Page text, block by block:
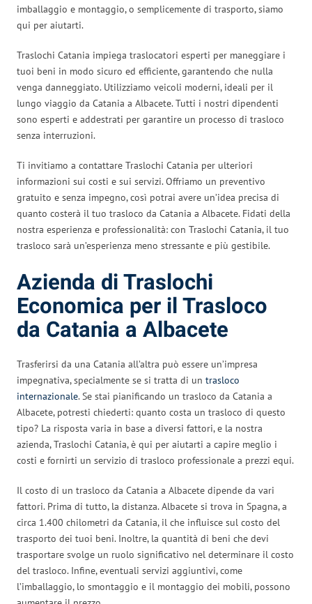
imballaggio e montaggio, o semplicemente di trasporto, siamo
qui per aiutarti.
Traslochi Catania impiega traslocatori esperti per maneggiare i
tuoi beni in modo sicuro ed efficiente, garantendo che nulla
venga danneggiato. Utilizziamo veicoli moderni, ideali per il
lungo viaggio da Catania a Albacete. Tutti i nostri dipendenti
sono esperti e addestrati per garantire un processo di trasloco
senza interruzioni.
Ti invitiamo a contattare Traslochi Catania per ulteriori
informazioni sui costi e sui servizi. Offriamo un preventivo
gratuito e senza impegno, così potrai avere un’idea precisa di
quanto costerà il tuo trasloco da Catania a Albacete. Fidati della
nostra esperienza e professionalità: con Traslochi Catania, il tuo
trasloco sarà un’esperienza meno stressante e più gestibile.
Azienda di Traslochi
Economica per il Trasloco
da Catania a Albacete
Trasferirsi da una Catania all’altra può essere un’impresa
impegnativa, specialmente se si tratta di un trasloco
internazionale. Se stai pianificando un trasloco da Catania a
Albacete, potresti chiederti: quanto costa un trasloco di questo
tipo? La risposta varia in base a diversi fattori, e la nostra
azienda, Traslochi Catania, è qui per aiutarti a capire meglio i
costi e fornirti un servizio di trasloco professionale a prezzi equi.
Il costo di un trasloco da Catania a Albacete dipende da vari
fattori. Prima di tutto, la distanza. Albacete si trova in Spagna, a
circa 1.400 chilometri da Catania, il che influisce sul costo del
trasporto dei tuoi beni. Inoltre, la quantità di beni che devi
trasportare svolge un ruolo significativo nel determinare il costo
del trasloco. Infine, eventuali servizi aggiuntivi, come
l’imballaggio, lo smontaggio e il montaggio dei mobili, possono